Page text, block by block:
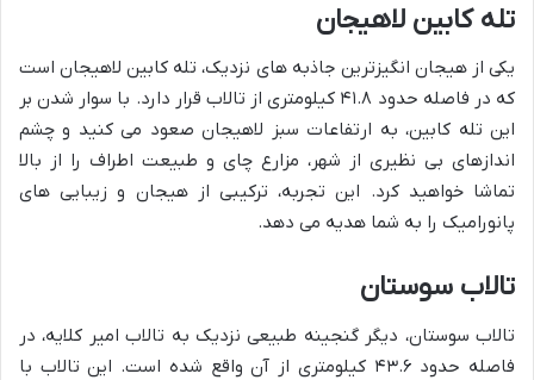
تله کابین لاهیجان
یکی از هیجان انگیزترین جاذبه های نزدیک، تله کابین لاهیجان است
که در فاصله حدود ۴۱.۸ کیلومتری از تالاب قرار دارد. با سوار شدن بر
این تله کابین، به ارتفاعات سبز لاهیجان صعود می کنید و چشم
اندازهای بی نظیری از شهر، مزارع چای و طبیعت اطراف را از بالا
تماشا خواهید کرد. این تجربه، ترکیبی از هیجان و زیبایی های
پانورامیک را به شما هدیه می دهد.
تالاب سوستان
تالاب سوستان، دیگر گنجینه طبیعی نزدیک به تالاب امیر کلایه، در
فاصله حدود ۴۳.۶ کیلومتری از آن واقع شده است. این تالاب با